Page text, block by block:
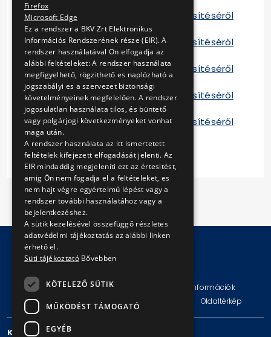
Tájékoztató a szerződés teljesítéséről
E 2013
Tájékoztató a szerződés teljesítéséről
F 2013
Tájékoztató a szerződés teljesítéséről
A 2014
Tájékoztató a szerződés teljesítéséről
B 2014
Tájékoztató a szerződés teljesítéséről
C 2014
Impresszum Jogi nyilatkozat
Technikai információk
Adatvédelmi politika és tájékoztatások
Oldaltérkép
KAPCSOLAT
Firefox
Microsoft Edge
Ez a rendszer a BKV Zrt Elektronikus
Információs Rendszerének része (EIR). A
rendszer használatával Ön elfogadja az
alábbi feltételeket: A rendszer használata
megfigyelhető, rögzithető es naplózható a
jogszabályi es a szervezet biztonsági
követelményeinek megfelelően. A rendszer
jogosulatlan használata tilos, és büntető
vagy polgárjogi következményeket vonhat
maga után.
A rendszer használata az itt ismertetett
feltételek kifejezett elfogadását jelenti. Az
EIR mindaddig megjeleníti ezt az értesitést,
amig Ön nem fogadja el a feltételeket, es
nem hajt végre egyértelmű lépést vagy a
rendszer további használatához vagy a
bejelentkezéshez.
A sütik kezelésével összefüggő részletes
adatvédelmi tájékoztatás az alábbi linken
érhető el.
Süti tájékoztató Bővebben
KÖTELEZŐ SÜTIK
MŰKÖDÉST TÁMOGATÓ
EGYÉB